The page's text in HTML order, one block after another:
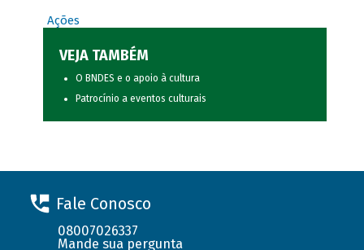
Ações
VEJA TAMBÉM
O BNDES e o apoio à cultura
Patrocínio a eventos culturais
Fale Conosco
08007026337
Mande sua pergunta